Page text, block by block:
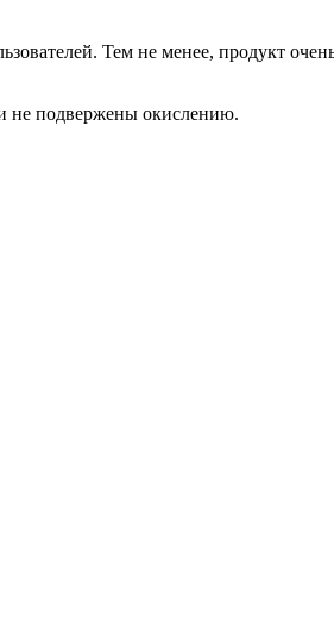
Тем не менее, продукт
не подвержены окислению.